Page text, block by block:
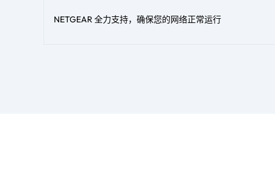
NETGEAR 全力支持，确保您的网络正常运行